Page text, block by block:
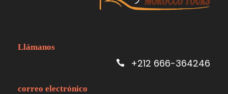
Llámanos
+212 666-364246
correo electrónico